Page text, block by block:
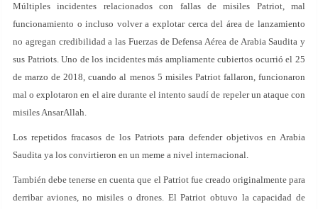
Múltiples incidentes relacionados con fallas de misiles Patriot, mal
funcionamiento o incluso volver a explotar cerca del área de lanzamiento
no agregan credibilidad a las Fuerzas de Defensa Aérea de Arabia Saudita y
sus Patriots. Uno de los incidentes más ampliamente cubiertos ocurrió el 25
de marzo de 2018, cuando al menos 5 misiles Patriot fallaron, funcionaron
mal o explotaron en el aire durante el intento saudí de repeler un ataque con
misiles AnsarAllah.
Los repetidos fracasos de los Patriots para defender objetivos en Arabia
Saudita ya los convirtieron en un meme a nivel internacional.
También debe tenerse en cuenta que el Patriot fue creado originalmente para
derribar aviones, no misiles o drones. El Patriot obtuvo la capacidad de